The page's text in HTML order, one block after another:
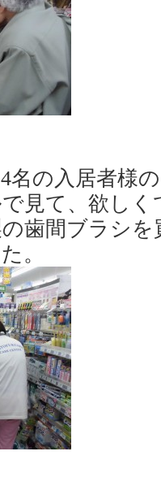
名の入居者様
見て、欲し
歯間ブラシ